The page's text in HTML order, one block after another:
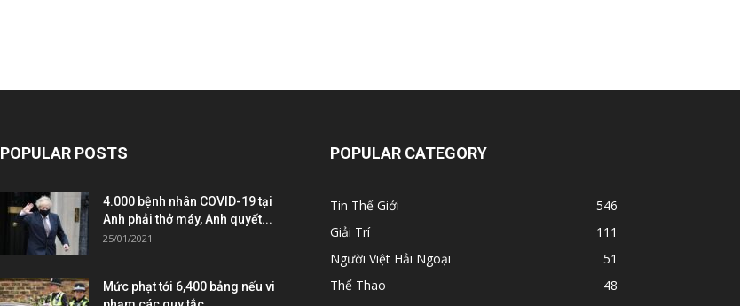
POPULAR POSTS
4.000 bệnh nhân COVID-19 tại
Anh phải thở máy, Anh quyết...
25/01/2021
Mức phạt tới 6,400 bảng nếu vi
POPULAR CATEGORY
Tin Thế Giới
546
Giải Trí
111
Người Việt Hải Ngoại
51
Thể Thao
48